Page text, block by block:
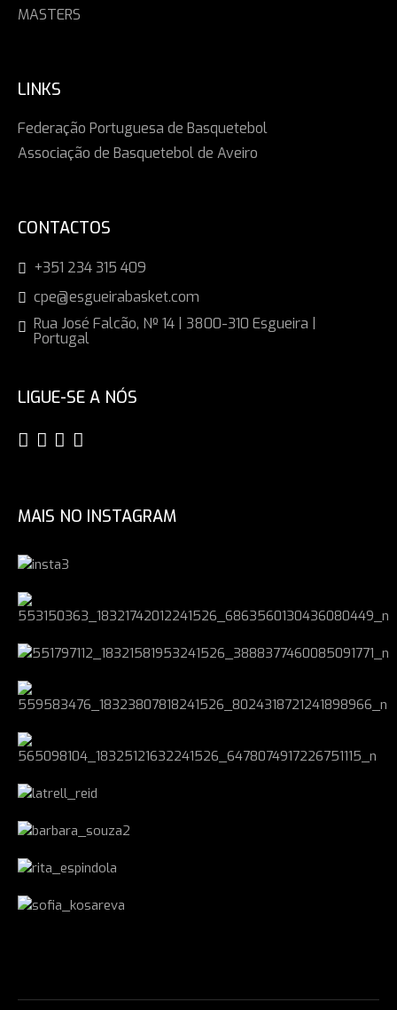
MASTERS
LINKS
Federação Portuguesa de Basquetebol
Associação de Basquetebol de Aveiro
CONTACTOS
+351 234 315 409
cpe@esgueirabasket.com
Rua José Falcão, Nº 14 | 3800-310 Esgueira |
Portugal
LIGUE-SE A NÓS
MAIS NO INSTAGRAM